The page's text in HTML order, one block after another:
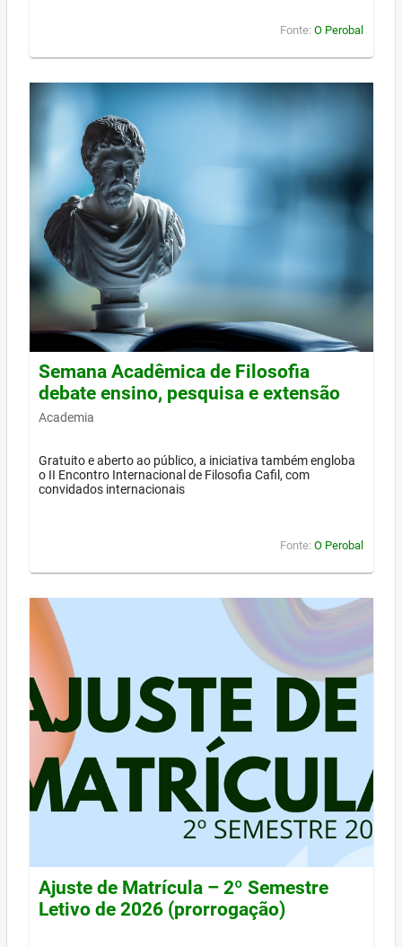
Fonte: O Perobal
Semana Acadêmica de Filosofia
debate ensino, pesquisa e extensão
Academia
Gratuito e aberto ao público, a iniciativa também engloba
o II Encontro Internacional de Filosofia Cafil, com
convidados internacionais
Fonte: O Perobal
Ajuste de Matrícula – 2º Semestre
Letivo de 2026 (prorrogação)